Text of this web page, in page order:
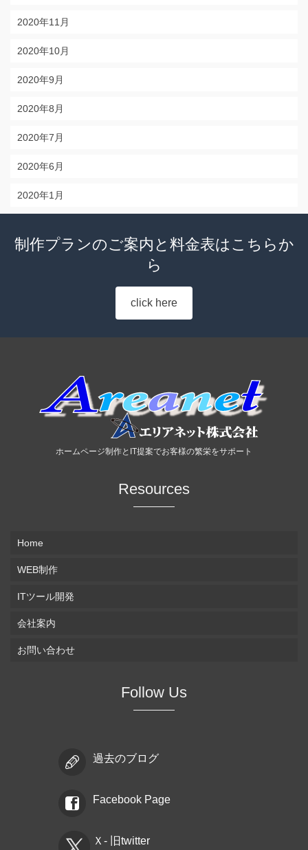
2020年11月
2020年10月
2020年9月
2020年8月
2020年7月
2020年6月
2020年1月
制作プランのご案内と料金表はこちらか
ら
click here
ホームページ制作とIT提案でお客様の繁栄をサポート
Resources
Home
WEB制作
ITツール開発
会社案内
お問い合わせ
Follow Us
過去のブログ
Facebook Page
Ｘ- 旧twitter